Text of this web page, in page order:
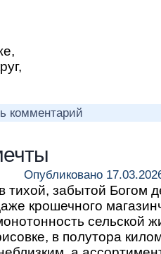
комментарий
Опубликовано
тихой, забытой Богом
крошечного
сельской
в полутора